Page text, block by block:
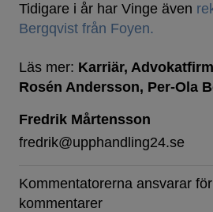
Tidigare i år har Vinge även
Bergqvist från Foyen.
Läs mer: Karriär
Rosén Andersson Per-Ola
Fredrik Mårtensson
fredrik@upphandling24.se
Kommentatorerna ansvarar
kommentarer